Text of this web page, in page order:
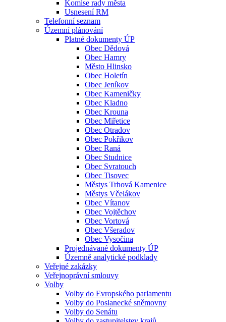
Komise rady města
Usnesení RM
Telefonní seznam
Územní plánování
Platné dokumenty ÚP
Obec Dědová
Obec Hamry
Město Hlinsko
Obec Holetín
Obec Jeníkov
Obec Kameničky
Obec Kladno
Obec Krouna
Obec Miřetice
Obec Otradov
Obec Pokřikov
Obec Raná
Obec Studnice
Obec Svratouch
Obec Tisovec
Městys Trhová Kamenice
Městys Včelákov
Obec Vítanov
Obec Vojtěchov
Obec Vortová
Obec Všeradov
Obec Vysočina
Projednávané dokumenty ÚP
Územně analytické podklady
Veřejné zakázky
Veřejnoprávní smlouvy
Volby
Volby do Evropského parlamentu
Volby do Poslanecké sněmovny
Volby do Senátu